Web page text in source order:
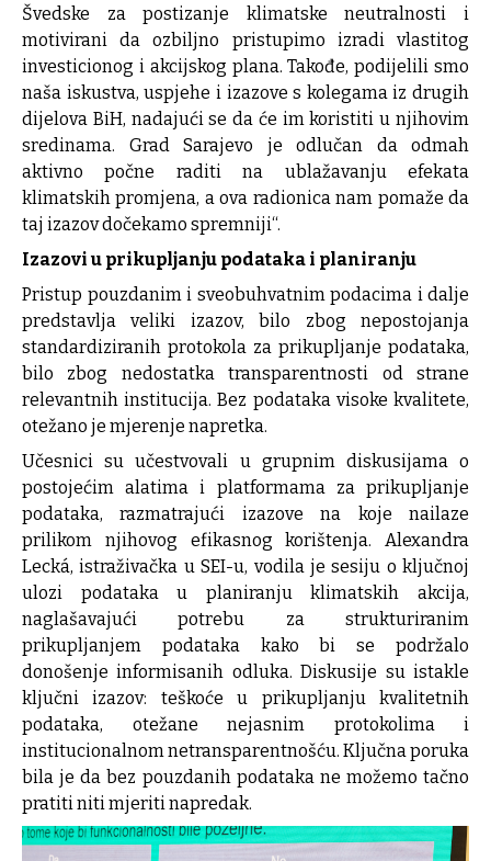
Švedske za postizanje klimatske neutralnosti i
motivirani da ozbiljno pristupimo izradi vlastitog
investicionog i akcijskog plana. Takođe, podijelili smo
naša iskustva, uspjehe i izazove s kolegama iz drugih
dijelova BiH, nadajući se da će im koristiti u njihovim
sredinama. Grad Sarajevo je odlučan da odmah
aktivno počne raditi na ublažavanju efekata
klimatskih promjena, a ova radionica nam pomaže da
taj izazov dočekamo spremniji“.
Izazovi u prikupljanju podataka i planiranju
Pristup pouzdanim i sveobuhvatnim podacima i dalje
predstavlja veliki izazov, bilo zbog nepostojanja
standardiziranih protokola za prikupljanje podataka,
bilo zbog nedostatka transparentnosti od strane
relevantnih institucija. Bez podataka visoke kvalitete,
otežano je mjerenje napretka.
Učesnici su učestvovali u grupnim diskusijama o
postojećim alatima i platformama za prikupljanje
podataka, razmatrajući izazove na koje nailaze
prilikom njihovog efikasnog korištenja. Alexandra
Lecká, istraživačka u SEI-u, vodila je sesiju o ključnoj
ulozi podataka u planiranju klimatskih akcija,
naglašavajući potrebu za strukturiranim
prikupljanjem podataka kako bi se podržalo
donošenje informisanih odluka. Diskusije su istakle
ključni izazov: teškoće u prikupljanju kvalitetnih
podataka, otežane nejasnim protokolima i
institucionalnom netransparentnošću. Ključna poruka
bila je da bez pouzdanih podataka ne možemo tačno
pratiti niti mjeriti napredak.